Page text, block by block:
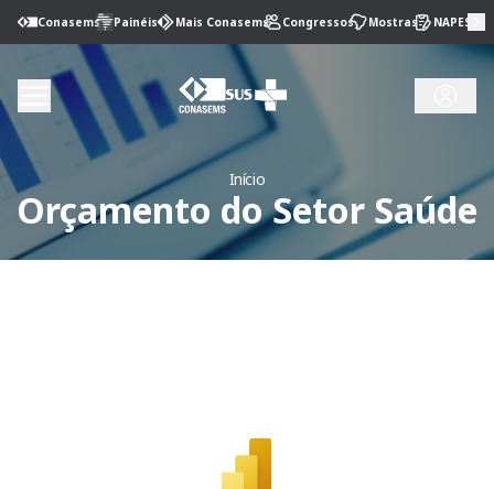
Conasems Painéis Mais Conasems Congressos Mostras NAPES
Início
Orçamento do Setor Saúde